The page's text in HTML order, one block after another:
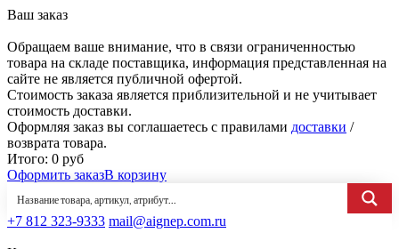
Ваш заказ
Обращаем ваше внимание, что в связи ограниченностью
товара на складе поставщика, информация представленная на
сайте не является публичной офертой.
Стоимость заказа является приблизительной и не учитывает
стоимость доставки.
Оформляя заказ вы соглашаетесь с правилами доставки /
возврата товара.
Итого: 0 руб
Оформить заказВ корзину
+7 812 323-9333 mail@aignep.com.ru